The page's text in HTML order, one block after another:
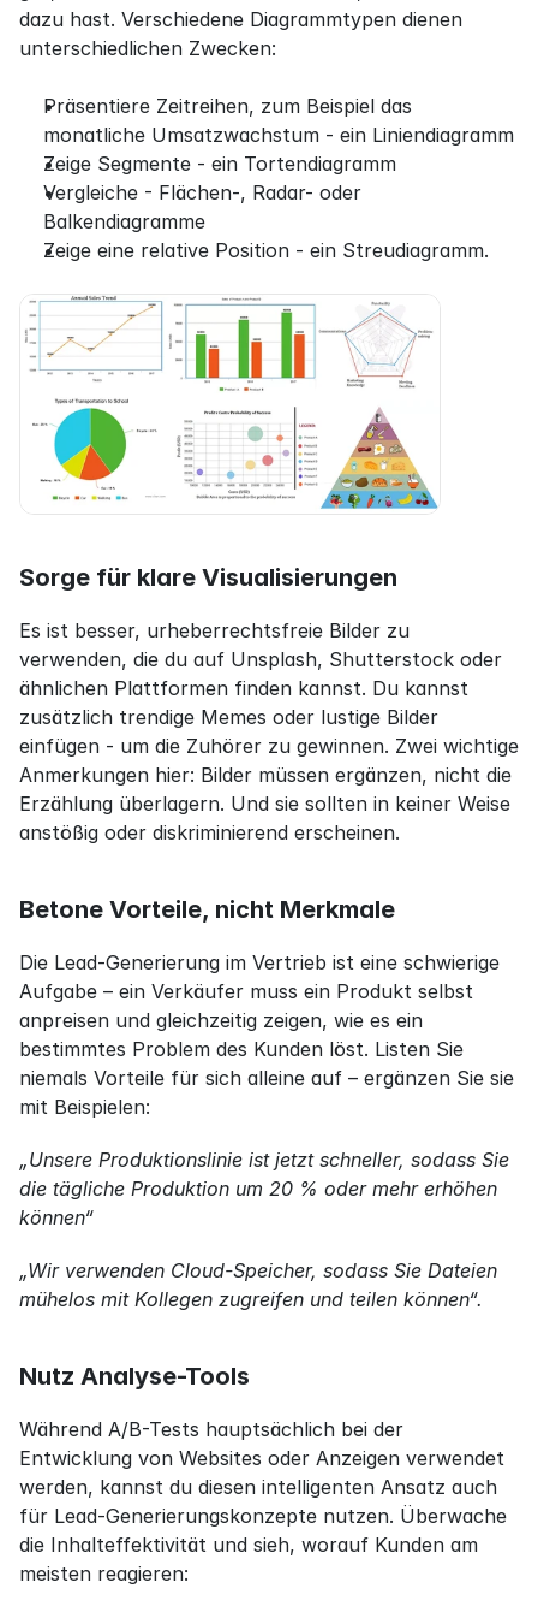
dazu hast. Verschiedene Diagrammtypen dienen
unterschiedlichen Zwecken:
Präsentiere Zeitreihen, zum Beispiel das
monatliche Umsatzwachstum - ein Liniendiagramm
Zeige Segmente - ein Tortendiagramm
Vergleiche - Flächen-, Radar- oder
Balkendiagramme
Zeige eine relative Position - ein Streudiagramm.
Sorge für klare Visualisierungen
Es ist besser, urheberrechtsfreie Bilder zu
verwenden, die du auf Unsplash, Shutterstock oder
ähnlichen Plattformen finden kannst. Du kannst
zusätzlich trendige Memes oder lustige Bilder
einfügen - um die Zuhörer zu gewinnen. Zwei wichtige
Anmerkungen hier: Bilder müssen ergänzen, nicht die
Erzählung überlagern. Und sie sollten in keiner Weise
anstößig oder diskriminierend erscheinen.
Betone Vorteile, nicht Merkmale
Die Lead-Generierung im Vertrieb ist eine schwierige
Aufgabe – ein Verkäufer muss ein Produkt selbst
anpreisen und gleichzeitig zeigen, wie es ein
bestimmtes Problem des Kunden löst. Listen Sie
niemals Vorteile für sich alleine auf – ergänzen Sie sie
mit Beispielen:
„Unsere Produktionslinie ist jetzt schneller, sodass Sie
die tägliche Produktion um 20 % oder mehr erhöhen
können“
„Wir verwenden Cloud-Speicher, sodass Sie Dateien
mühelos mit Kollegen zugreifen und teilen können“.
Nutz Analyse-Tools
Während A/B-Tests hauptsächlich bei der
Entwicklung von Websites oder Anzeigen verwendet
werden, kannst du diesen intelligenten Ansatz auch
für Lead-Generierungskonzepte nutzen. Überwache
die Inhalteffektivität und sieh, worauf Kunden am
meisten reagieren: